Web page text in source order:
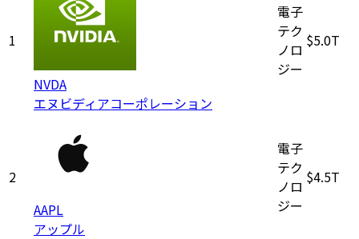
1
NVDA
エヌビディアコーポレーション
電子
テク
ノロ
ジー
$5.0T
2
AAPL
アップル
電子
テク
ノロ
ジー
$4.5T